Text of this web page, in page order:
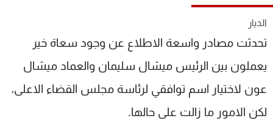
الديار
تحدثت مصادر واسعة الاطلاع عن وجود سعاة خير
يعملون بين الرئيس ميشال سليمان والعماد ميشال
عون لاختيار اسم توافقي لرئاسة مجلس القضاء الاعلى،
لكن الامور ما زالت على حالها.
الترددات
عن MTV
لاعلاناتكم
وظائف
تواصل معنا
شروط الإسـتخدام
سياسة الخصوصية